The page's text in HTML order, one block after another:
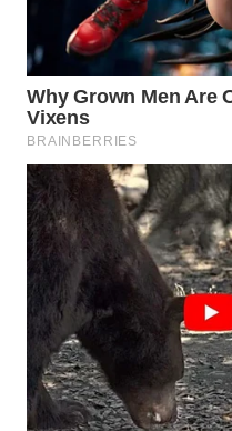
WN
SOLO
WN
BOROBUDUR
WN
MADURA
WN
SURABAYA
WN
NATUNA